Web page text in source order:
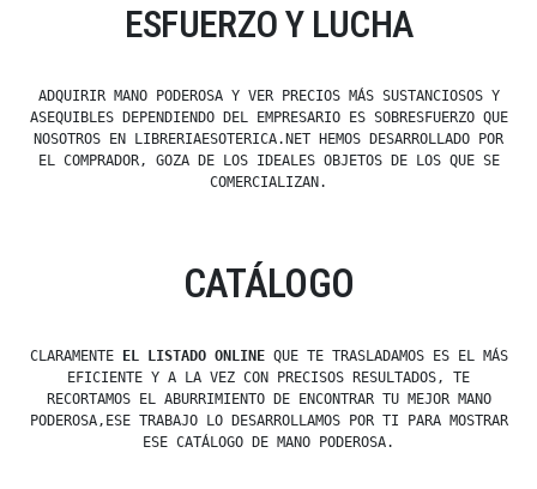
ESFUERZO Y LUCHA
ADQUIRIR MANO PODEROSA Y VER PRECIOS MÁS SUSTANCIOSOS Y
ASEQUIBLES DEPENDIENDO DEL EMPRESARIO ES SOBRESFUERZO QUE
NOSOTROS EN LIBRERIAESOTERICA.NET HEMOS DESARROLLADO POR
EL COMPRADOR, GOZA DE LOS IDEALES OBJETOS DE LOS QUE SE
COMERCIALIZAN.
CATÁLOGO
CLARAMENTE EL LISTADO ONLINEQUE TE TRASLADAMOS ES EL MÁS
EFICIENTE Y A LA VEZ CON PRECISOS RESULTADOS, TE
RECORTAMOS EL ABURRIMIENTO DE ENCONTRAR TU MEJOR MANO
PODEROSA,ESE TRABAJO LO DESARROLLAMOS POR TI PARA MOSTRAR
ESE CATÁLOGO DE MANO PODEROSA.